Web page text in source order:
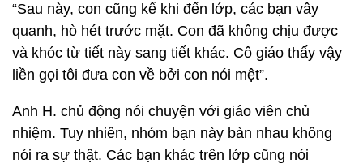
“Sau này, con cũng kể khi đến lớp, các bạn vây
quanh, hò hét trước mặt. Con đã không chịu được
và khóc từ tiết này sang tiết khác. Cô giáo thấy vậy
liền gọi tôi đưa con về bởi con nói mệt”.
Anh H. chủ động nói chuyện với giáo viên chủ
nhiệm. Tuy nhiên, nhóm bạn này bàn nhau không
nói ra sự thật. Các bạn khác trên lớp cũng nói